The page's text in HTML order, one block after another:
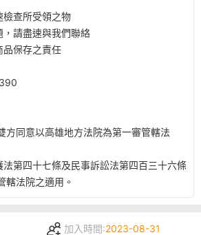
檢查所受領之物​
請盡速與我們聯絡​
品保存之責任​
方同意以高雄地方法院為第一審管轄法
第四十七條及民事訴訟法第四百三十六條
轄法院之適用。​
加入時間:2023-08-31